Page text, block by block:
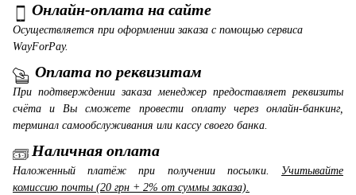
Онлайн-оплата на сайте
Осуществляется при оформлении заказа с помощью сервиса
WayForPay.
Оплата по реквизитам
При подтверждении заказа менеджер предоставляет реквизиты
счёта и Вы сможете провести оплату через онлайн-банкинг,
терминал самообслуживания или кассу своего банка.
Наличная оплата
Наложенный платёж при получении посылки. Учитывайте
комиссию почты (20 грн + 2% от суммы заказа).